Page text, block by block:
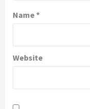
Name*
Website